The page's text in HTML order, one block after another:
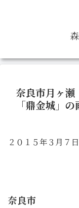
奈良市月ヶ瀬
「鼎金城」
２０１５年３月７
奈良市